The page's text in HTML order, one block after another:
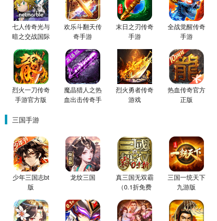
七人传奇光与
暗之交战国际
欢乐斗翻天传
奇手游
末日之刃传奇
手游
全战觉醒传奇
手游
烈火一刀传奇
手游官方版
魔晶猎人之热
血出击传奇手
烈火勇者传奇
游戏
热血传奇官方
正版
三国手游
少年三国志bt
版
龙纹三国
真三国无双霸
（0.1折免费
三国一统天下
九游版